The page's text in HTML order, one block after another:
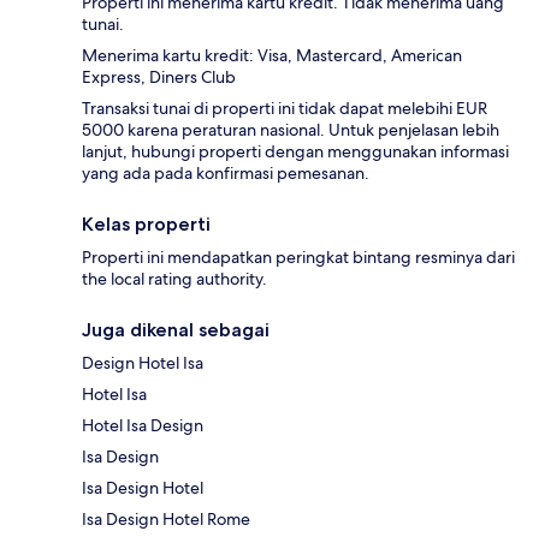
tunai.
Menerima kartu kredit: Visa, Mastercard, American
Express, Diners Club
Transaksi tunai di properti ini tidak dapat melebihi EUR
5000 karena peraturan nasional. Untuk penjelasan lebih
lanjut, hubungi properti dengan menggunakan informasi
yang ada pada konfirmasi pemesanan.
Kelas properti
Properti ini mendapatkan peringkat bintang resminya dari
the local rating authority.
Juga dikenal sebagai
Design Hotel Isa
Hotel Isa
Hotel Isa Design
Isa Design
Isa Design Hotel
Isa Design Hotel Rome